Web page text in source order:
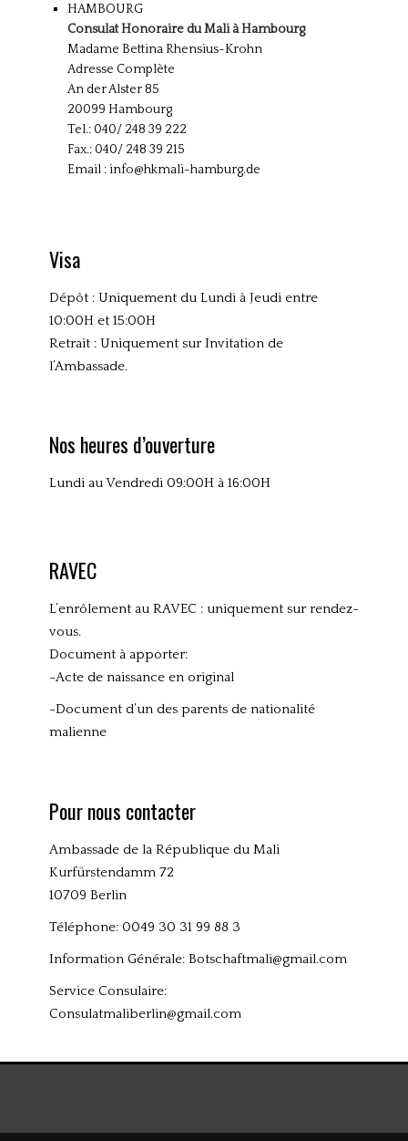
HAMBOURG
Consulat Honoraire du Mali à Hambourg
Madame Bettina Rhensius-Krohn
Adresse Complète
An der Alster 85
20099 Hambourg
Tel.: 040/ 248 39 222
Fax.: 040/ 248 39 215
Email : info@hkmali-hamburg.de
Visa
Dépôt : Uniquement du Lundi à Jeudi entre
10:00H et 15:00H
Retrait : Uniquement sur Invitation de
l’Ambassade.
Nos heures d’ouverture
Lundi au Vendredi 09:00H à 16:00H
RAVEC
L’enrôlement au RAVEC : uniquement sur rendez-
vous.
Document à apporter:
-Acte de naissance en original
-Document d’un des parents de nationalité
malienne
Pour nous contacter
Ambassade de la République du Mali
Kurfürstendamm 72
10709 Berlin
Téléphone: 0049 30 31 99 88 3
Information Générale: Botschaftmali@gmail.com
Service Consulaire:
Consulatmaliberlin@gmail.com